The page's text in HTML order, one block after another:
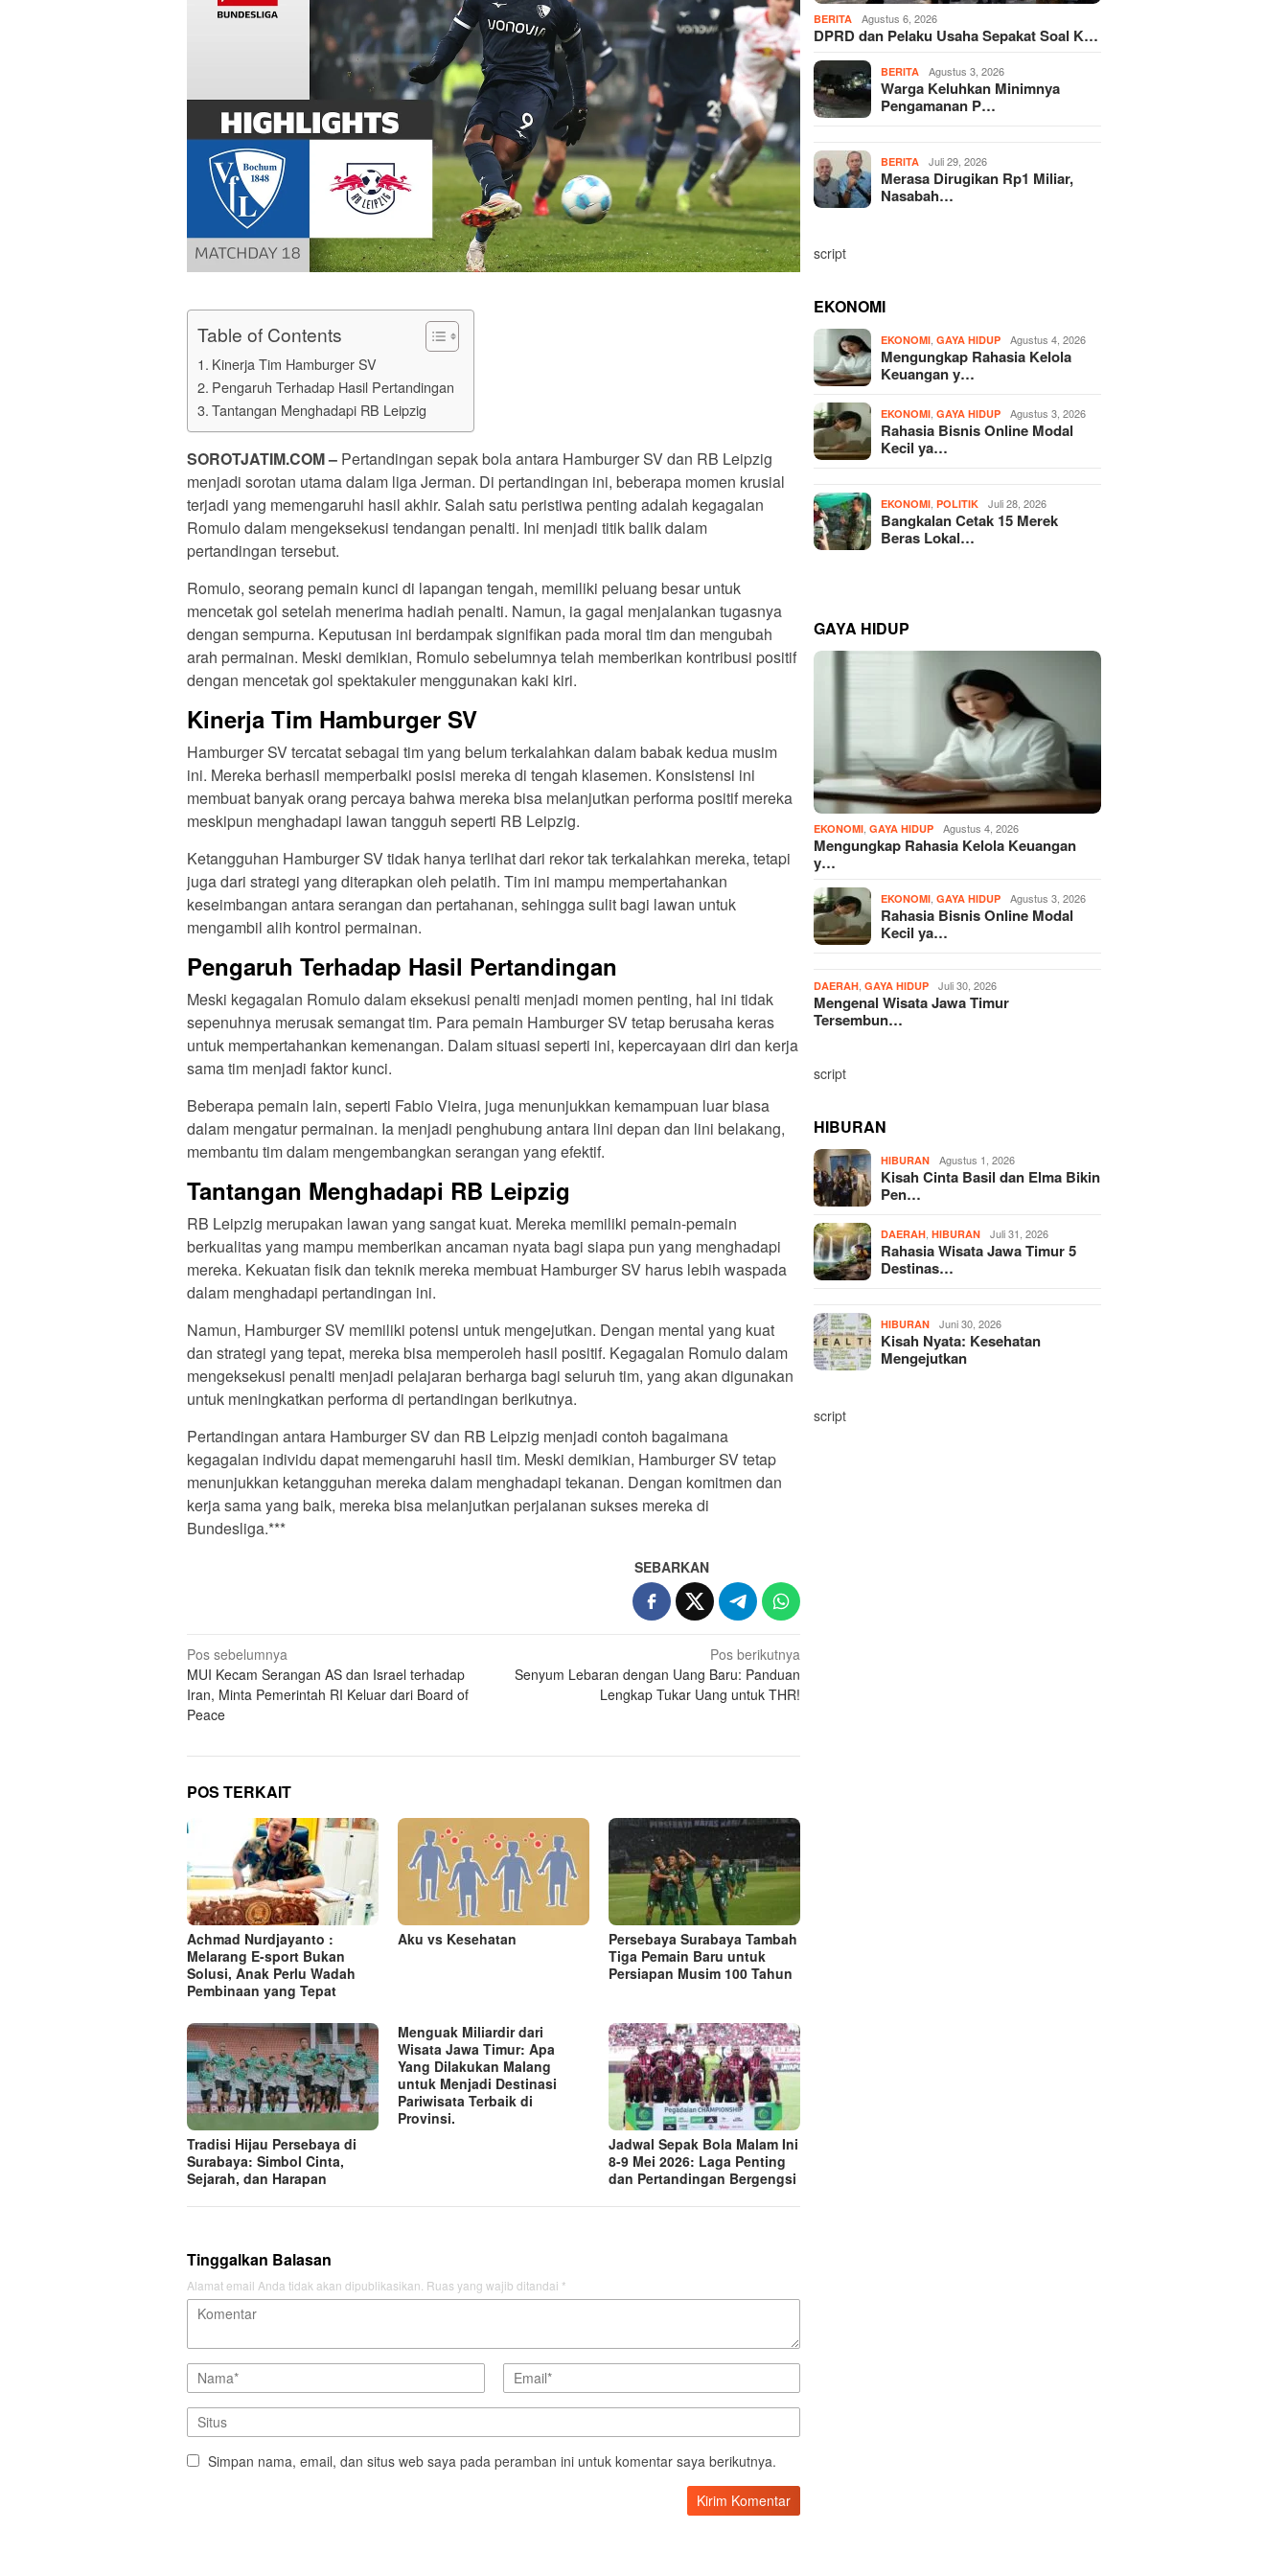
Table of Contents
Kinerja Tim Hamburger SV
Pengaruh Terhadap Hasil Pertandingan
Tantangan Menghadapi RB Leipzig
SOROTJATIM.COM – Pertandingan sepak bola antara Hamburger SV dan RB Leipzig
menjadi sorotan utama dalam liga Jerman. Di pertandingan ini, beberapa momen krusial
terjadi yang memengaruhi hasil akhir. Salah satu peristiwa penting adalah kegagalan
Romulo dalam mengeksekusi tendangan penalti. Ini menjadi titik balik dalam
pertandingan tersebut.
Romulo, seorang pemain kunci di lapangan tengah, memiliki peluang besar untuk
mencetak gol setelah menerima hadiah penalti. Namun, ia gagal menjalankan tugasnya
dengan sempurna. Keputusan ini berdampak signifikan pada moral tim dan mengubah
arah permainan. Meski demikian, Romulo sebelumnya telah memberikan kontribusi positif
dengan mencetak gol spektakuler menggunakan kaki kiri.
Kinerja Tim Hamburger SV
Hamburger SV tercatat sebagai tim yang belum terkalahkan dalam babak kedua musim
ini. Mereka berhasil memperbaiki posisi mereka di tengah klasemen. Konsistensi ini
membuat banyak orang percaya bahwa mereka bisa melanjutkan performa positif mereka
meskipun menghadapi lawan tangguh seperti RB Leipzig.
Ketangguhan Hamburger SV tidak hanya terlihat dari rekor tak terkalahkan mereka, tetapi
juga dari strategi yang diterapkan oleh pelatih. Tim ini mampu mempertahankan
keseimbangan antara serangan dan pertahanan, sehingga sulit bagi lawan untuk
mengambil alih kontrol permainan.
Pengaruh Terhadap Hasil Pertandingan
Meski kegagalan Romulo dalam eksekusi penalti menjadi momen penting, hal ini tidak
sepenuhnya merusak semangat tim. Para pemain Hamburger SV tetap berusaha keras
untuk mempertahankan kemenangan. Dalam situasi seperti ini, kepercayaan diri dan kerja
sama tim menjadi faktor kunci.
Beberapa pemain lain, seperti Fabio Vieira, juga menunjukkan kemampuan luar biasa
dalam mengatur permainan. Ia menjadi penghubung antara lini depan dan lini belakang,
membantu tim dalam mengembangkan serangan yang efektif.
Tantangan Menghadapi RB Leipzig
RB Leipzig merupakan lawan yang sangat kuat. Mereka memiliki pemain-pemain
berkualitas yang mampu memberikan ancaman nyata bagi siapa pun yang menghadapi
mereka. Kekuatan fisik dan teknik mereka membuat Hamburger SV harus lebih waspada
dalam menghadapi pertandingan ini.
Namun, Hamburger SV memiliki potensi untuk mengejutkan. Dengan mental yang kuat
dan strategi yang tepat, mereka bisa memperoleh hasil positif. Kegagalan Romulo dalam
mengeksekusi penalti menjadi pelajaran berharga bagi seluruh tim, yang akan digunakan
untuk meningkatkan performa di pertandingan berikutnya.
Pertandingan antara Hamburger SV dan RB Leipzig menjadi contoh bagaimana
kegagalan individu dapat memengaruhi hasil tim. Meski demikian, Hamburger SV tetap
menunjukkan ketangguhan mereka dalam menghadapi tekanan. Dengan komitmen dan
kerja sama yang baik, mereka bisa melanjutkan perjalanan sukses mereka di
Bundesliga.***
SEBARKAN
N
a
v
g
a
s
i
p
o
s
Pos sebelumnya
MUI Kecam Serangan AS dan Israel terhadap
Iran, Minta Pemerintah RI Keluar dari Board of
Peace
Pos berikutnya
Senyum Lebaran dengan Uang Baru: Panduan
Lengkap Tukar Uang untuk THR!
POS TERKAIT
Achmad Nurdjayanto :
Melarang E-sport Bukan
Solusi, Anak Perlu Wadah
Pembinaan yang Tepat
Aku vs Kesehatan
Persebaya Surabaya Tambah
Tiga Pemain Baru untuk
Persiapan Musim 100 Tahun
Tradisi Hijau Persebaya di
Surabaya: Simbol Cinta,
Sejarah, dan Harapan
Menguak Miliardir dari
Wisata Jawa Timur: Apa
Yang Dilakukan Malang
untuk Menjadi Destinasi
Pariwisata Terbaik di
Provinsi.
Jadwal Sepak Bola Malam Ini
8-9 Mei 2026: Laga Penting
dan Pertandingan Bergengsi
Tinggalkan Balasan
Alamat email Anda tidak akan dipublikasikan. Ruas yang wajib ditandai *
Simpan nama, email, dan situs web saya pada peramban ini untuk komentar saya berikutnya.
BERITA Agustus 6, 2026
DPRD dan Pelaku Usaha Sepakat Soal K…
BERITA Agustus 3, 2026
Warga Keluhkan Minimnya
Pengamanan P…
BERITA Juli 29, 2026
Merasa Dirugikan Rp1 Miliar,
Nasabah…
script
EKONOMI
EKONOMI ,GAYA HIDUP Agustus 4, 2026
Mengungkap Rahasia Kelola
Keuangan y…
EKONOMI ,GAYA HIDUP Agustus 3, 2026
Rahasia Bisnis Online Modal
Kecil ya…
EKONOMI ,POLITIK Juli 28, 2026
Bangkalan Cetak 15 Merek
Beras Lokal…
GAYA HIDUP
EKONOMI ,GAYA HIDUP Agustus 4, 2026
Mengungkap Rahasia Kelola Keuangan
y…
EKONOMI ,GAYA HIDUP Agustus 3, 2026
Rahasia Bisnis Online Modal
Kecil ya…
DAERAH ,GAYA HIDUP Juli 30, 2026
Mengenal Wisata Jawa Timur
Tersembun…
script
HIBURAN
HIBURAN Agustus 1, 2026
Kisah Cinta Basil dan Elma Bikin
Pen…
DAERAH ,HIBURAN Juli 31, 2026
Rahasia Wisata Jawa Timur 5
Destinas…
HIBURAN Juni 30, 2026
Kisah Nyata: Kesehatan
Mengejutkan
script